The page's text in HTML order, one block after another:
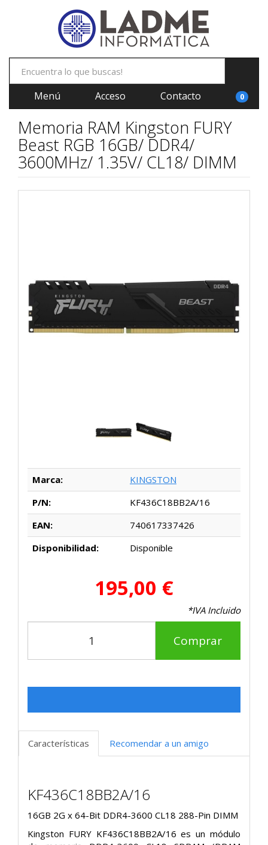
Menú Acceso Contacto 0
Memoria RAM Kingston FURY
Beast RGB 16GB/ DDR4/
3600MHz/ 1.35V/ CL18/ DIMM
Marca:
KINGSTON
P/N:
KF436C18BB2A/16
EAN:
740617337426
Disponibilidad:
Disponible
195,00 €
*IVA Incluido
Comprar
Características Recomendar a un amigo
KF436C18BB2A/16
16GB 2G x 64-Bit DDR4-3600 CL18 288-Pin DIMM
Kingston FURY KF436C18BB2A/16 es un módulo